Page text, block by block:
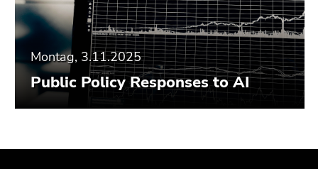
Montag, 3.11.2025
Public Policy Responses to AI
Beginn
Ende
Ende